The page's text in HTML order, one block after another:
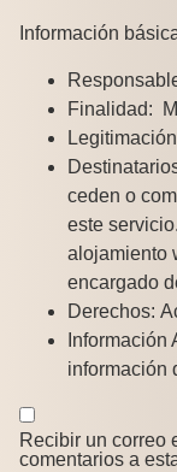
Información
Finalidad:
ceden o
este
alojamiento
encargado
Derechos:
Información
información
Recibir un correo
comentarios a